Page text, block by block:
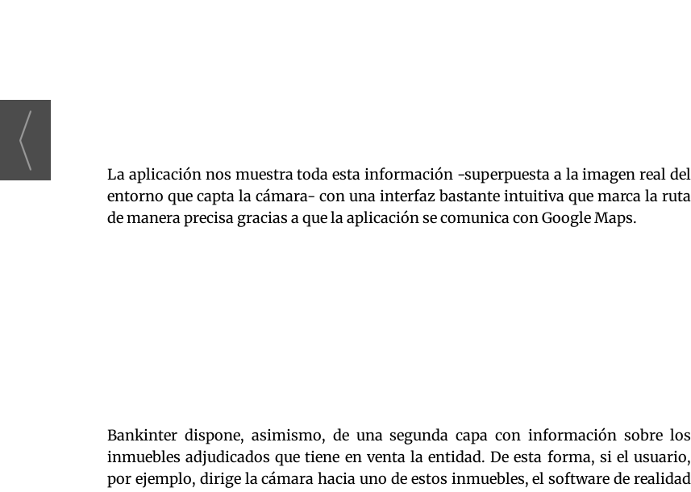
La aplicación nos muestra toda esta información -superpuesta a la imagen real del
entorno que capta la cámara- con una interfaz bastante intuitiva que marca la ruta
de manera precisa gracias a que la aplicación se comunica con Google Maps.
Bankinter dispone, asimismo, de una segunda capa con información sobre los
inmuebles adjudicados que tiene en venta la entidad. De esta forma, si el usuario,
por ejemplo, dirige la cámara hacia uno de estos inmuebles, el software de realidad